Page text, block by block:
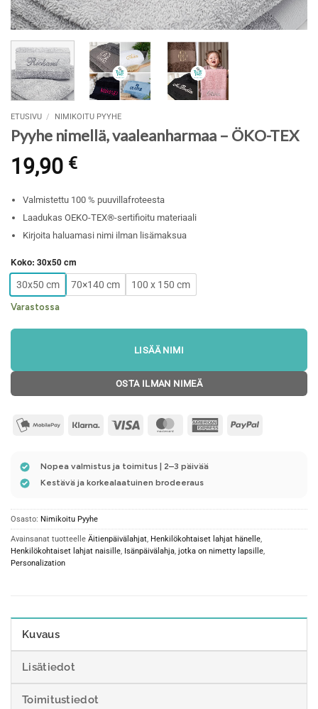
ETUSIVU / NIMIKOITU PYYHE
Pyyhe nimellä, vaaleanharmaa – ÖKO-TEX
19,90 €
Valmistettu 100 % puuvillafroteesta
Laadukas OEKO-TEX®-sertifioitu materiaali
Kirjoita haluamasi nimi ilman lisämaksua
Koko: 30x50 cm
30x50 cm 70×140 cm 100 x 150 cm
Varastossa
LISÄÄ NIMI
OSTA ILMAN NIMEÄ
mobilepay2 Klarna Visa MasterCard AmericanPayPal
Nopea valmistus ja toimitus | 2–3 päivää
Kestävä ja korkealaatuinen brodeeraus
Osasto: Nimikoitu Pyyhe
Avainsanat tuotteelle Äitienpäivälahjat, Henkilökohtaiset lahjat hänelle,
Henkilökohtaiset lahjat naisille, Isänpäivälahja, jotka on nimetty lapsille,
Personalization
Kuvaus
Lisätiedot
Toimitustiedot